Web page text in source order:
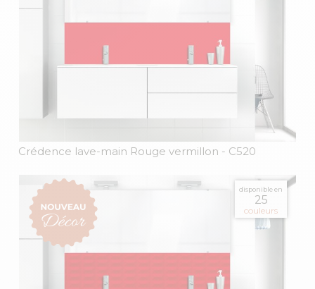
Crédence lave-main Rouge vermillon - C520
disponible en
25
couleurs